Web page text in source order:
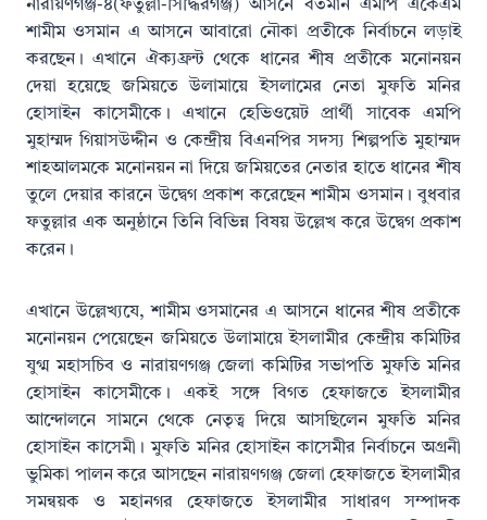
নারায়ণগঞ্জ-৪(ফতুল্লা-সিদ্ধিরগঞ্জ) আসনে বর্তমান এমপি একেএম
শামীম ওসমান এ আসনে আবারো নৌকা প্রতীকে নির্বাচনে লড়াই
করছেন। এখানে ঐক্যফ্রন্ট থেকে ধানের শীষ প্রতীকে মনোনয়ন
দেয়া হয়েছে জমিয়তে উলামায়ে ইসলামের নেতা মুফতি মনির
হোসাইন কাসেমীকে। এখানে হেভিওয়েট প্রার্থী সাবেক এমপি
মুহাম্মদ গিয়াসউদ্দীন ও কেন্দ্রীয় বিএনপির সদস্য শিল্পপতি মুহাম্মদ
শাহআলমকে মনোনয়ন না দিয়ে জমিয়তের নেতার হাতে ধানের শীষ
তুলে দেয়ার কারনে উদ্বেগ প্রকাশ করেছেন শামীম ওসমান। বুধবার
ফতুল্লার এক অনুষ্ঠানে তিনি বিভিন্ন বিষয় উল্লেখ করে উদ্বেগ প্রকাশ
করেন।
এখানে উল্লেখ্যযে, শামীম ওসমানের এ আসনে ধানের শীষ প্রতীকে
মনোনয়ন পেয়েছেন জমিয়তে উলামায়ে ইসলামীর কেন্দ্রীয় কমিটির
যুগ্ম মহাসচিব ও নারায়ণগঞ্জ জেলা কমিটির সভাপতি মুফতি মনির
হোসাইন কাসেমীকে। একই সঙ্গে বিগত হেফাজতে ইসলামীর
আন্দোলনে সামনে থেকে নেতৃত্ব দিয়ে আসছিলেন মুফতি মনির
হোসাইন কাসেমী। মুফতি মনির হোসাইন কাসেমীর নির্বাচনে অগ্রনী
ভুমিকা পালন করে আসছেন নারায়ণগঞ্জ জেলা হেফাজতে ইসলামীর
সমন্বয়ক ও মহানগর হেফাজতে ইসলামীর সাধারণ সম্পাদক